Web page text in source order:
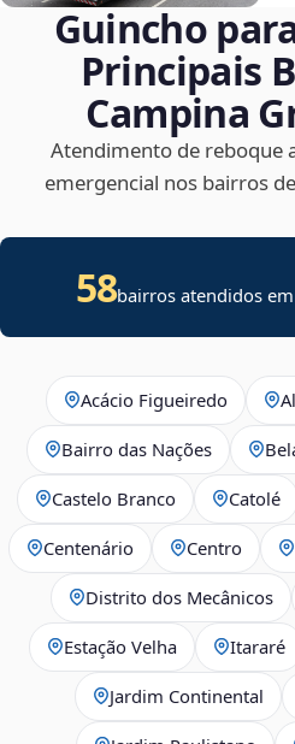
Guincho
Principais
Campina
Atendimento de reboque
emergencial nos bairros
58bairros atendidos em
Acácio Figueiredo
Bairro das Nações
Castelo Branco Catolé
Centenário Centro
Distrito dos Mecânicos
Estação Velha Itararé
Jardim Continental